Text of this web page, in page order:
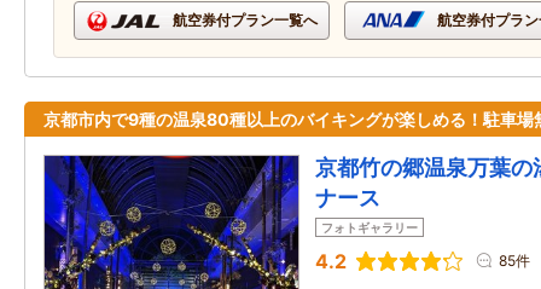
航空券付プラン一覧へ 航空券付プラ
京都市内で9種の温泉80種以上のバイキングが楽しめる！駐車場
京都竹の郷温泉万葉の
ナース
フォトギャラリー
4.2 85件